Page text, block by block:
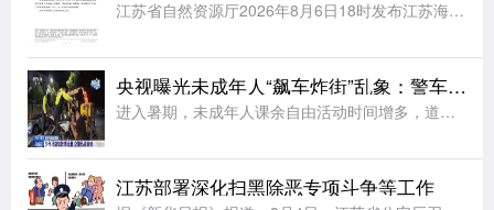
江苏省自然资源厅2026年8月6日18时发布江苏海域海浪消息：受今年第13号台风“白海豚”(强台风级)的影响，预计明天下午起，江苏海域将出现一次2.5～4.5米的大到巨浪过程。请有关单位和人员做好防范
央视曝光未成年人“飙车炸街”乱象：警车旁烧胎、5人挤骑电动车、改装电摩炫技；多地交警开展查处
进入暑期，未成年人课余自由活动时间增多，道路交通安全风险随之大幅增大。有的未成年人在公共道路危险驾车、违法载人、拍摄炫技视频 ，扰乱正常通行秩序，为出行安全带来极大隐患。违法载人，拍摄炫技警惕未成年人
江苏部署深化扫黑除恶专项斗争等工作